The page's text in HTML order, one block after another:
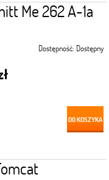
Me 262 A-1a
Dostępność: Dostępny
DO KOSZYKA